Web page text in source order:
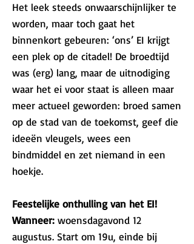
Het leek steeds onwaarschijnlijker te
worden, maar toch gaat het
binnenkort gebeuren: ‘ons’ EI krijgt
een plek op de citadel! De broedtijd
was (erg) lang, maar de uitnodiging
waar het ei voor staat is alleen maar
meer actueel geworden: broed samen
op de stad van de toekomst, geef die
ideeën vleugels, wees een
bindmiddel en zet niemand in een
hoekje.
Feestelijke onthulling van het EI!
Wanneer: woensdagavond 12
augustus. Start om 19u, einde bij